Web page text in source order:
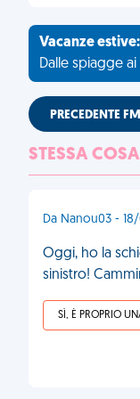
Vacanze
Dalle spiagge
PRECEDENTE
STESSA
Da Nanou03 -
Oggi, ho la
sinistro!
SÌ, È PROPRIO